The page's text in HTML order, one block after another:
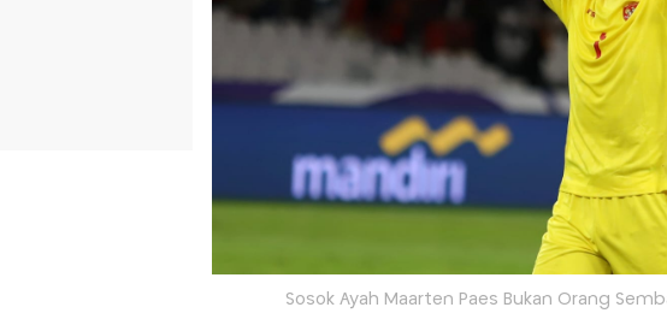
Sosok Ayah Maarten Paes Bukan Orang